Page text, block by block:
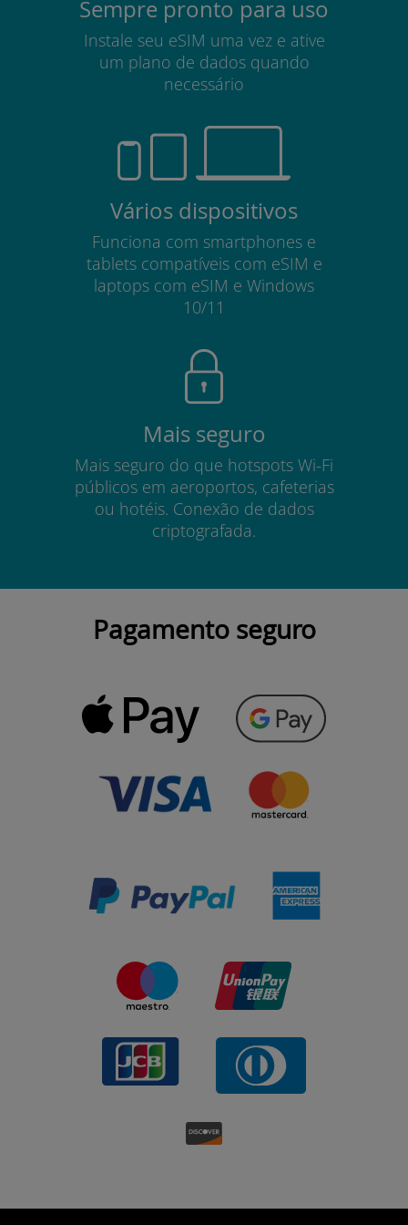
Sempre pronto para uso
Instale seu eSIM uma vez e ative
um plano de dados quando
necessário
Vários dispositivos
Funciona com smartphones e
tablets compatíveis com eSIM e
laptops com eSIM e Windows
10/11
Mais seguro
Mais seguro do que hotspots Wi-Fi
públicos em aeroportos, cafeterias
ou hotéis. Conexão de dados
criptografada.
Pagamento seguro